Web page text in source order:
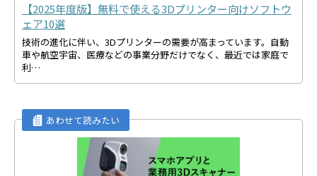
【2025年度版】無料で使える3Dプリンター向けソフトウ
ェア10選
技術の進化に伴い、3Dプリンターの需要が高まっています。自動
車や航空宇宙、医療などの事業分野だけでなく、最近では家庭で
利…